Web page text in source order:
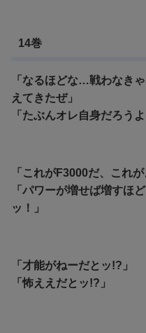
14巻
「なるほどな…戦わなき
えてきたぜ」
「たぶんオレ自身だろう
「これがF3000だ、これが
「パワーが増せば増すほ
ッ！」
「才能がねーだとッ!?」
「怖ええだとッ!?」